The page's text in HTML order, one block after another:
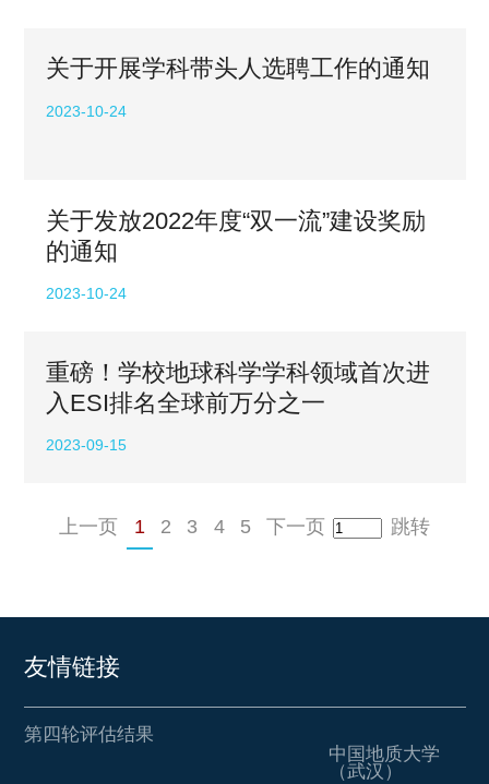
关于开展学科带头人选聘工作的通知
2023-10-24
关于发放2022年度“双一流”建设奖励
的通知
2023-10-24
重磅！学校地球科学学科领域首次进
入ESI排名全球前万分之一
2023-09-15
上一页 1 2 3 4 5 下一页 跳转
友情链接
第四轮评估结果
中国地质大学
（武汉）